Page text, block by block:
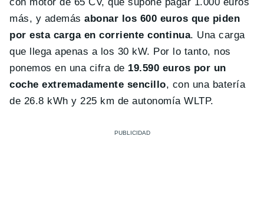
más, y ademásabonar los 600 euros que piden
por esta carga en corriente continua. Una carga
que llega apenas a los 30 kW. Por lo tanto, nos
ponemos en una cifra de 19.590 euros por un
coche extremadamente sencillo, con una batería
de 26.8 kWh y 225 km de autonomía WLTP.